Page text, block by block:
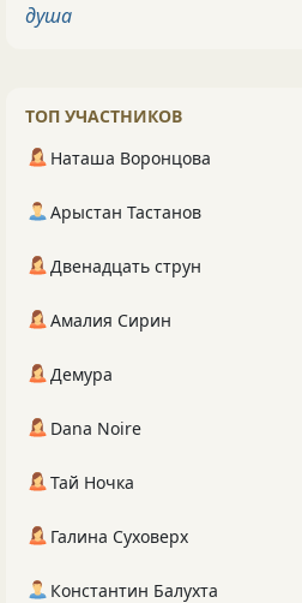
душа
ТОП УЧАСТНИКОВ
Наташа Воронцова
Арыстан Тастанов
Двенадцать струн
Амалия Сирин
Демура
Dana Noire
Тай Ночка
Галина Суховерх
Константин Балухта